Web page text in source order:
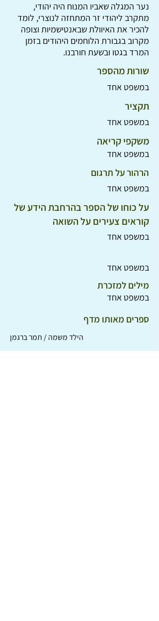
נער המגלה שאביו המנוח היה יהודי,
מתקרב ליהודי זר המתחזה לנוצרי, לומד
להכיר את האיוולת שבאנטישמיות וצופה
מקרוב בגבורת הלוחמים היהודים בזמן
המרד בגטו ובשעת חורבנו.
שורות מהספר
במשפט אחד
תקציר
במשפט אחד
משקפי קריאה
במשפט אחד
הרהור על תרגום
במשפט אחד
על כוחו של הספר בהרחבת הידע של
קוראים צעירים על השואה
במשפט אחד
במשפט אחד
מילים למזכרת
במשפט אחד
ספרים מאותו מדף
הילד משמה / תמר ברגמן